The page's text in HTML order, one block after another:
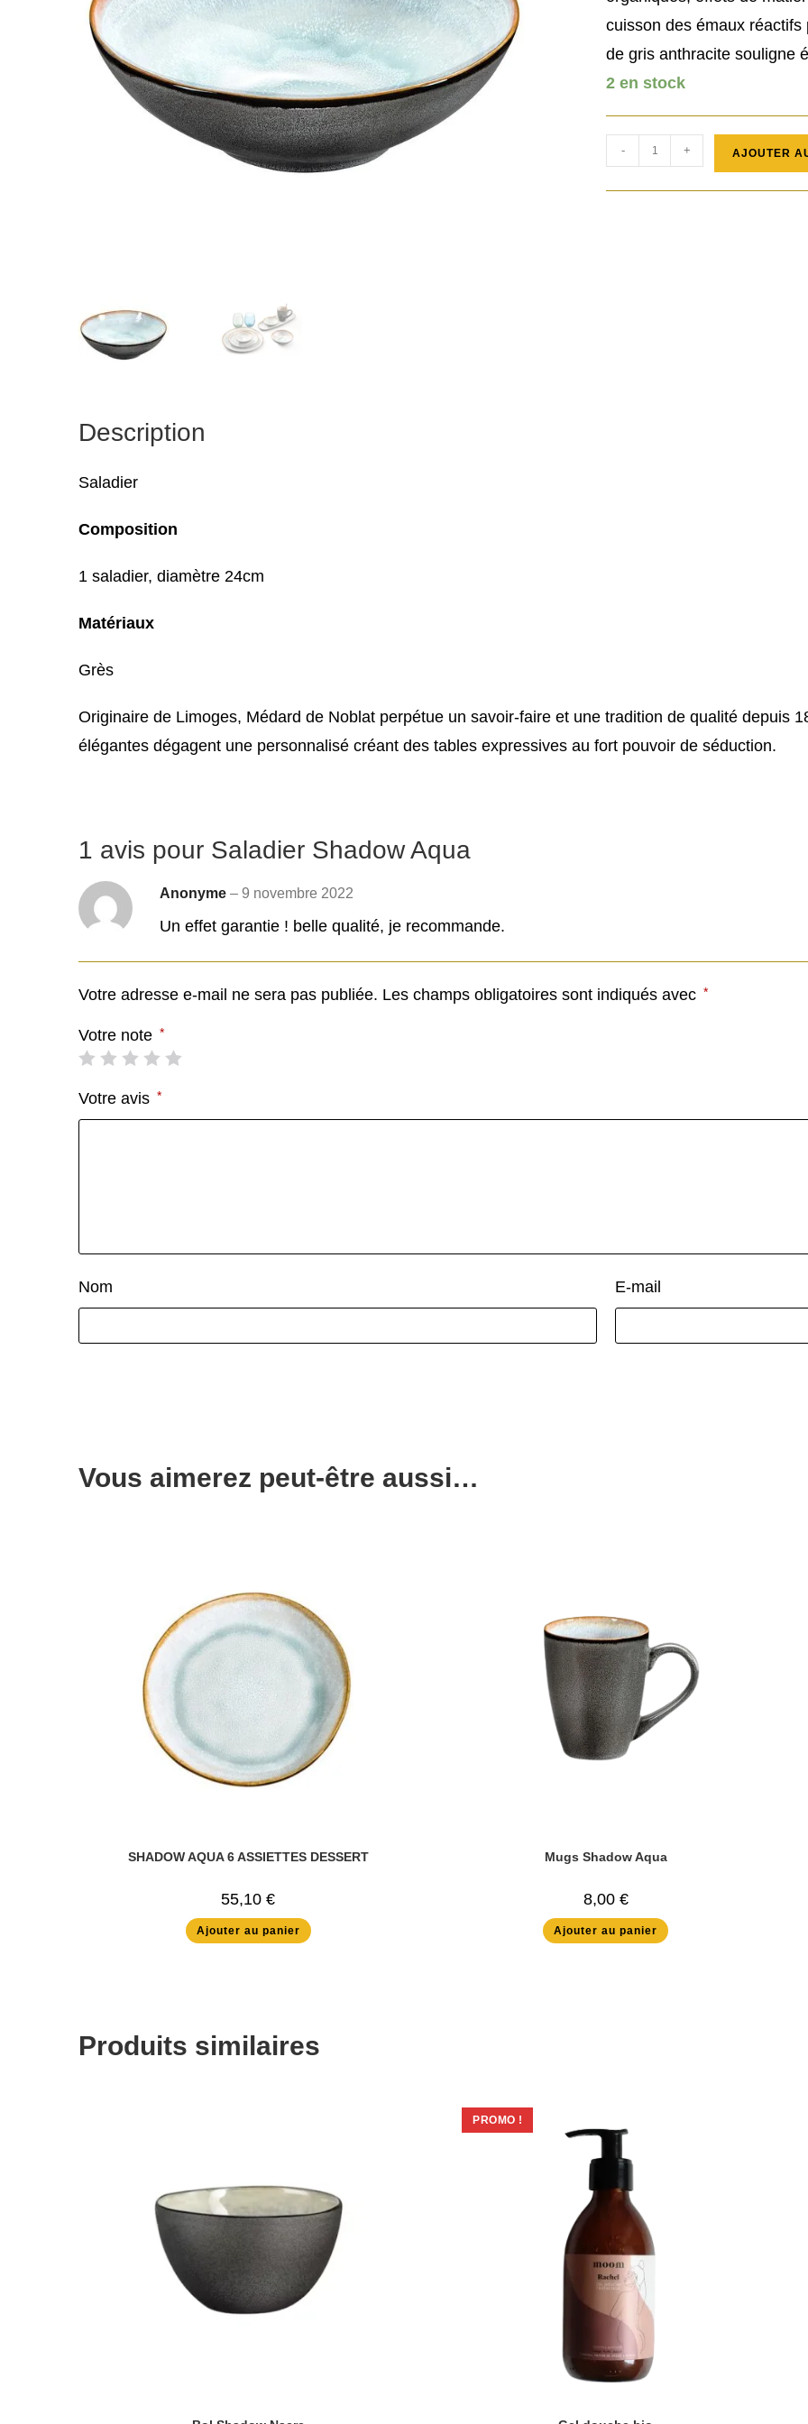
cuisson des émaux réactifs
de gris anthracite souligne
2 en stock
de
Saladier
- + AJOUTER
Description
Saladier
Composition
1 saladier, diamètre 24cm
Matériaux
Grès
Originaire de Limoges, Médard de Noblat perpétue un savoir-faire et une tradition de qualité depuis
élégantes dégagent une personnalisé créant des tables expressives au fort pouvoir de séduction.
1 avis pour Saladier Shadow Aqua
Anonyme – 9 novembre 2022
Un effet garantie ! belle qualité, je recommande.
Votre adresse e-mail ne sera pas publiée. Les champs obligatoires sont indiqués avec *
Votre note *
Votre avis *
Nom E-mail
Vous aimerez peut-être aussi…
SHADOW AQUA 6 ASSIETTES DESSERT
55,10€
Ajouter au panier
Mugs Shadow Aqua
8,00 €
Ajouter au panier
Produits similaires
PROMO !